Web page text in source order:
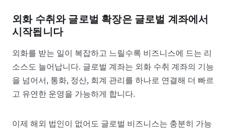
외화 수취와 글로벌 확장은 글로벌 계좌에서
시작됩니다
외화를 받는 일이 복잡하고 느릴수록 비즈니스에 드는 리
소스도 늘어납니다. 글로벌 계좌는 외화 수취 계좌의 기능
을 넘어서, 통화, 정산, 회계 관리를 하나로 연결해 더 빠르
고 유연한 운영을 가능하게 합니다.
이제 해외 법인이 없어도 글로벌 비즈니스는 충분히 가능